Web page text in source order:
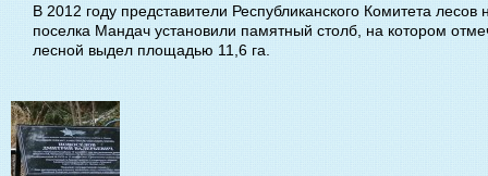
В 2012 году представители Республиканского Комитета лесов
поселка Мандач установили памятный столб, на котором
лесной выдел площадью 11,6 га.